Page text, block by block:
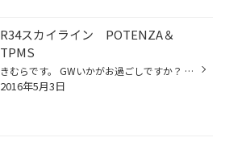
R34スカイライン POTENZA＆
TPMS
きむらです。 GWいかがお過ごしですか？ 函館は良い天気でしたよ～明日から雨みたいですが・・・ 配達途中に通った函館名物ラッキーピエロも渋滞ができてましたね～ 本日の桔梗店はオイルデーの為オイル交換のご来店が一番多かったですね。 その合間にスカイラインへご予約頂いていたPOTENZA S001...
2016年5月3日